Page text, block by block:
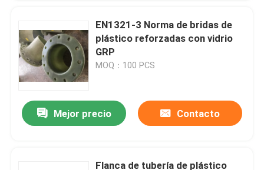
EN1321-3 Norma de bridas de
plástico reforzadas con vidrio
GRP
MOQ：100 PCS
Mejor precio Contacto
Flanca de tubería de plástico